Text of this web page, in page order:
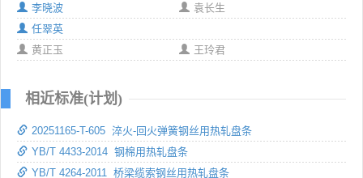
李晓波
袁长生
任翠英
黄正玉
王玲君
相近标准(计划)
20251165-T-605 淬火-回火弹簧钢丝用热轧盘条
YB/T 4433-2014 钢棉用热轧盘条
YB/T 4264-2011 桥梁缆索钢丝用热轧盘条